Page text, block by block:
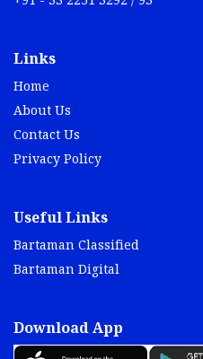
Links
Home
About Us
Contact Us
Privacy Policy
Useful Links
Bartaman Classified
Bartaman Digital
Download App